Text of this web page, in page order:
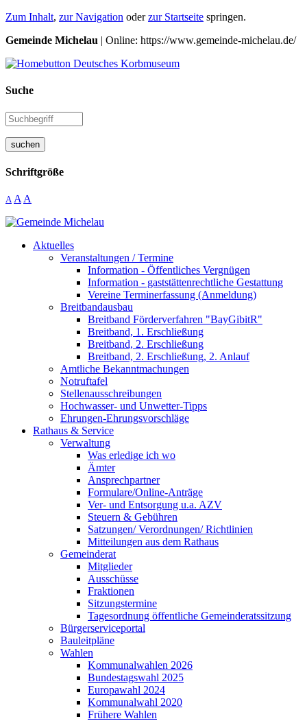
Zum Inhalt, zur Navigation oderzur Startseite springen.
Gemeinde Michelau | Online: https://www.gemeinde-michelau.de/
Suche
suchen
Schriftgröße
A A A
Aktuelles
Veranstaltungen / Termine
Information - Öffentliches Vergnügen
Information - gaststättenrechtliche Gestattung
Vereine Terminerfassung (Anmeldung)
Breitbandausbau
Breitband Förderverfahren "BayGibitR"
Breitband, 1. Erschließung
Breitband, 2. Erschließung
Breitband, 2. Erschließung, 2. Anlauf
Amtliche Bekanntmachungen
Notruftafel
Stellenausschreibungen
Hochwasser- und Unwetter-Tipps
Ehrungen-Ehrungsvorschläge
Rathaus & Service
Verwaltung
Was erledige ich wo
Ämter
Ansprechpartner
Formulare/Online-Anträge
Ver- und Entsorgung u.a. AZV
Steuern & Gebühren
Satzungen/ Verordnungen/ Richtlinien
Mitteilungen aus dem Rathaus
Gemeinderat
Mitglieder
Ausschüsse
Fraktionen
Sitzungstermine
Tagesordnung öffentliche Gemeinderatssitzung
Bürgerserviceportal
Bauleitpläne
Wahlen
Kommunalwahlen 2026
Bundestagswahl 2025
Europawahl 2024
Kommunalwahl 2020
Frühere Wahlen